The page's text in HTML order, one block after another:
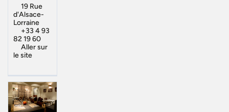
19 Rue
d'Alsace-
Lorraine
+33 4 93
82 19 60
Aller sur
le site